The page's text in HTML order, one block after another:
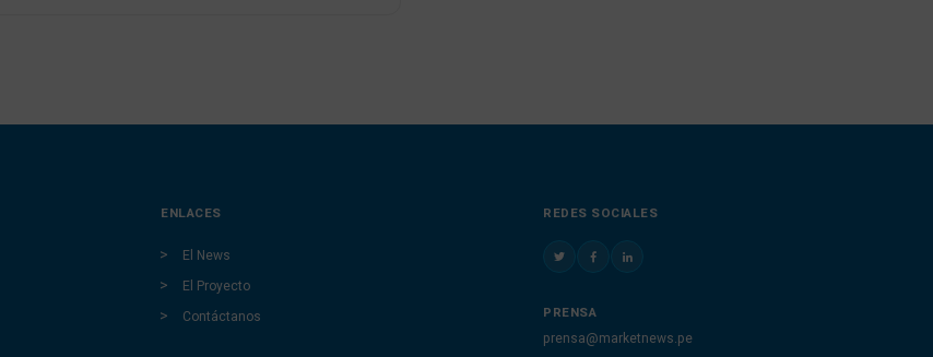
ENLACES
El News
El Proyecto
Contáctanos
REDES SOCIALES
PRENSA
prensa@marketnews.pe